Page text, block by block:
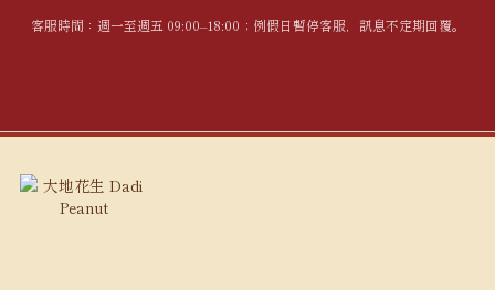
客服時間：週一至週五 09:00–18:00；例假日暫停客服，訊息不定期回覆。